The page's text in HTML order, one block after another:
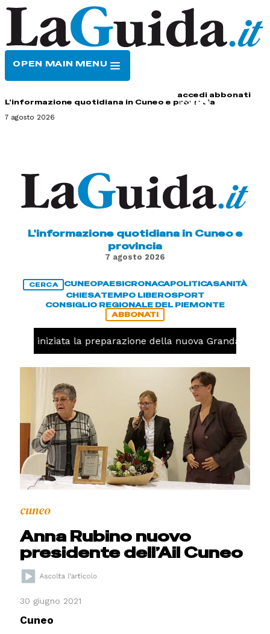
OPEN MAIN MENU
accedi abbonati
L'informazione quotidiana in Cuneo e provincia
7 agosto 2026
L'informazione quotidiana in Cuneo e
provincia
7 agosto 2026
CERCA CUNEOPAESICRONACAPOLITICASANITÀ
CHIESATEMPO LIBEROSPORT
CONSIGLIO REGIONALE DEL PIEMONTE
ABBONATI
iniziata la preparazione della nuova Granda Volley
cuneo
Anna Rubino nuovo
presidente dell’Ail Cuneo
30 giugno 2021
Cuneo